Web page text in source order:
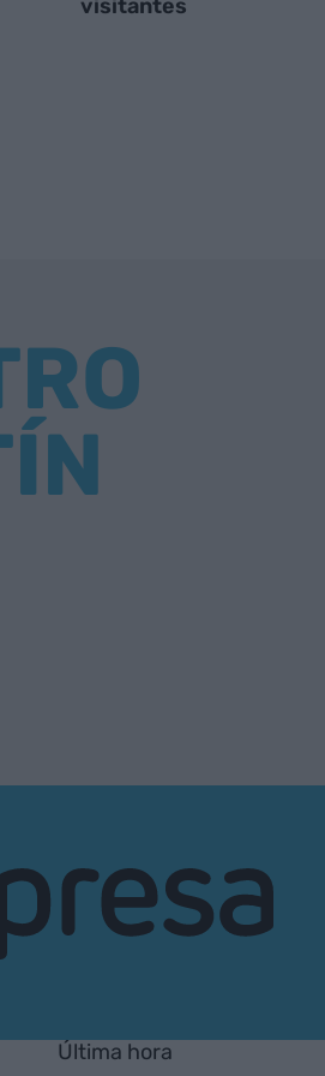
visitantes
Última hora